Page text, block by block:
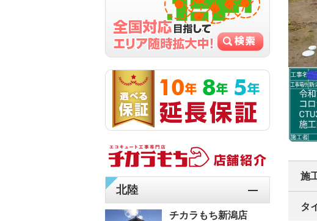
施
タ
北陸
チカラもち新潟店